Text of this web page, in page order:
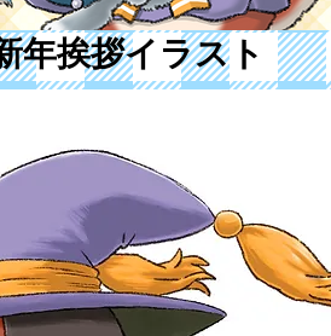
年挨拶イラスト